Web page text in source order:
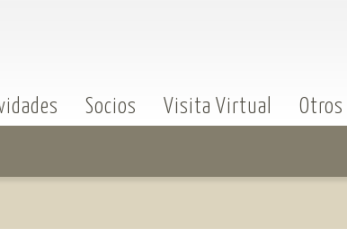
Socios Visita Virtual